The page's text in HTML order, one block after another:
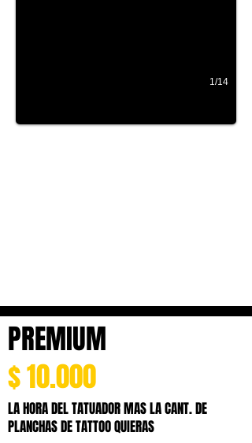
1/14
PREMIUM
$ 10.000
LA HORA DEL TATUADOR MAS LA CANT. DE
PLANCHAS DE TATTOO QUIERAS